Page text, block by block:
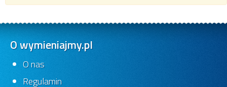
O wymieniajmy.pl
O nas
Regulamin